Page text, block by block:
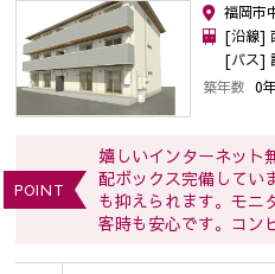
福岡市
[沿線]
[バス]
築年数 0
POINT
嬉しいインターネット
配ボックス完備してい
も抑えられます。モニ
客時も安心です。コン